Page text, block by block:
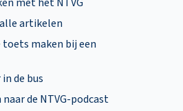
artikelen
toets maken bij een
de bus
de NTVG-podcast